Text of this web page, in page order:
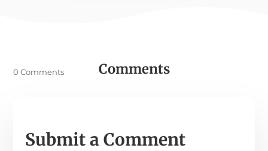
Comments
0 Comments
Submit a Comment